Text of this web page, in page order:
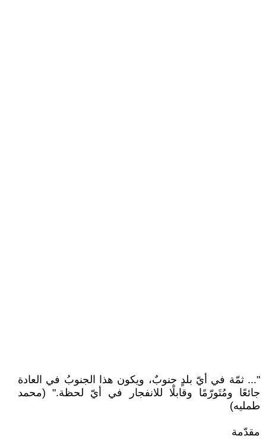
"... ثمّة في أيّ بلدٍ جنوبٌ، ويكون هذا الجنوبُ في العادة
جائعًا ومُتَورّمًا وقابلًا للانفجار في أيّ لحظة." (محمد
طمليه)
مقدّمة